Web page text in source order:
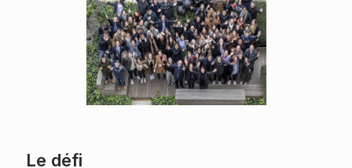
Le défi